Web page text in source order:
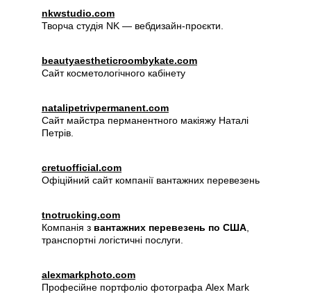
nkwstudio.com
Творча студія NK — вебдизайн-проєкти.
beautyaestheticroombykate.com
Сайт косметологічного кабінету
natalipetrivpermanent.com
Сайт майстра перманентного макіяжу Наталі
Петрів.
cretuofficial.com
Офіційний сайт компанії вантажних перевезень
tnotrucking.com
Компанія з вантажних перевезень по США
транспортні логістичні послуги.
alexmarkphoto.com
Професійне портфоліо фотографа Alex Mark